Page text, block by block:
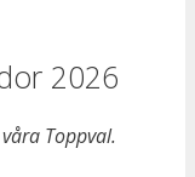
2026
Toppval.